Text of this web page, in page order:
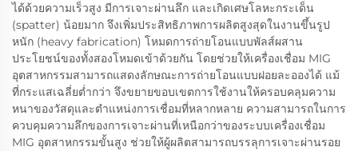
ได้ด้วยความเร็วสูง มีการเจาะผ่านลึก และเกิดเศษโลหะกระเด็น
(spatter) น้อยมาก จึงเพิ่มประสิทธิภาพการผลิตสูงสุดในงานขึ้นรูป
หนัก (heavy fabrication) โหมดการถ่ายโอนแบบพัลส์ผสาน
ประโยชน์ของทั้งสองโหมดเข้าด้วยกัน โดยช่วยให้เครื่องเชื่อม MIG
อุตสาหกรรมสามารถแสดงลักษณะการถ่ายโอนแบบฝอยละอองได้ แม้
ที่กระแสเฉลี่ยต่ำกว่า จึงขยายขอบเขตการใช้งานให้ครอบคลุมความ
หนาของวัสดุและตำแหน่งการเชื่อมที่หลากหลาย ความสามารถในการ
ควบคุมความลึกของการเจาะผ่านที่เหนือกว่าของระบบเครื่องเชื่อม
MIG อุตสาหกรรมขั้นสูง ช่วยให้ผู้ผลิตสามารถบรรลุการเจาะผ่านรอย